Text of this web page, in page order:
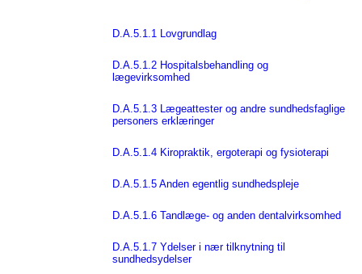
D.A.5.1.1 Lovgrundlag
D.A.5.1.2 Hospitalsbehandling og
lægevirksomhed
D.A.5.1.3 Lægeattester og andre sundhedsfaglige
personers erklæringer
D.A.5.1.4 Kiropraktik, ergoterapi og fysioterapi
D.A.5.1.5 Anden egentlig sundhedspleje
D.A.5.1.6 Tandlæge- og anden dentalvirksomhed
D.A.5.1.7 Ydelser i nær tilknytning til
sundhedsydelser